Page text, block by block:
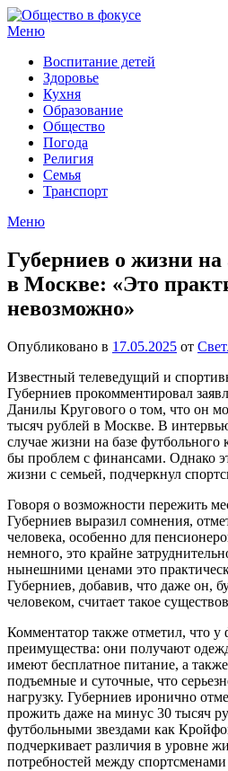
Перейти
к
Меню
Воспитание детей
Здоровье
Кухня
Образование
Общество
Погода
Религия
Семья
Транспорт
Меню
Губерниев о жизни
в Москве: «Это
невозможно»
Опубликовано в 17.05.2025 от
Известный телеведущий и
Губерниев прокомментировал
Данилы Кругового о том, что он
тысяч рублей в Москве. В
случае жизни на базе футбольного
бы проблем с финансами. Однако
жизни с семьей, подчеркнул
Говоря о возможности пережить
Губерниев выразил сомнения,
человека, особенно для
немного, это крайне
нынешними ценами это
Губерниев, добавив, что даже он,
человеком, считает такое
Комментатор также отметил, что у
преимущества: они получают
имеют бесплатное питание, а
подъемные и суточные, что
нагрузку. Губерниев иронично
прожить даже на минус 30 тысяч
футбольными звездами как
подчеркивает различия в уровне
потребностей между